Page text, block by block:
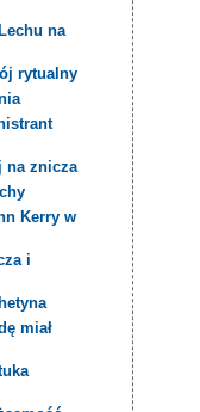
na
rytualny
na znicza
Kerry w
i
miał